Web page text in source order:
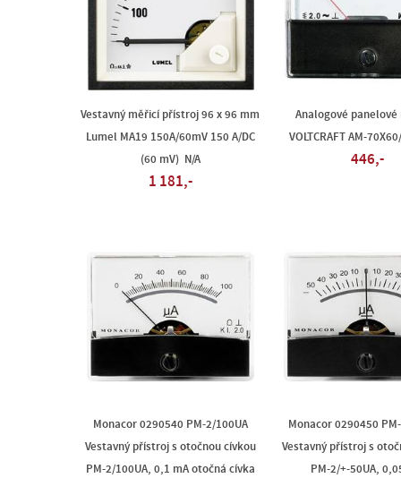
Vestavný měřicí přístroj 96 x 96 mm
Lumel MA19 150A/60mV 150 A/DC
(60 mV) N/A
1 181,-
Analogové
VOLTCRAFT AM-
446,-
Monacor 0290540 PM-2/100UA
Vestavný přístroj s otočnou cívkou
PM-2/100UA, 0,1 mA otočná cívka
Monacor 0290450
Vestavný přístroj s
PM-2/+-50UA,